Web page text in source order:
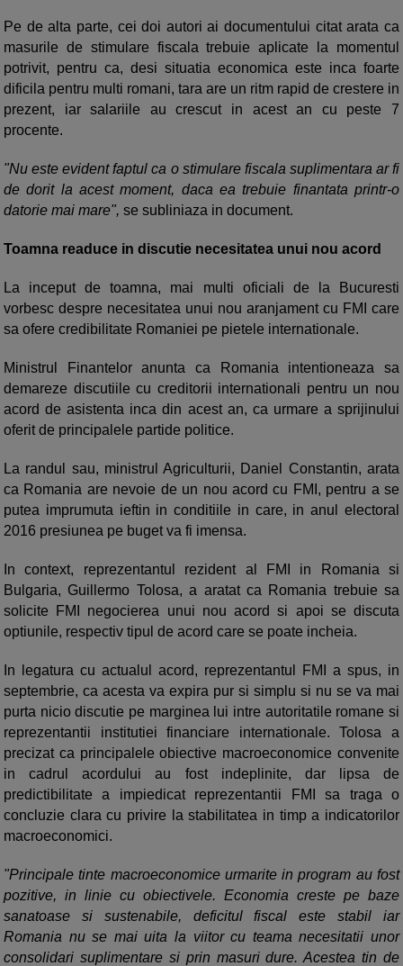
Pe de alta parte, cei doi autori ai documentului citat arata ca
masurile de stimulare fiscala trebuie aplicate la momentul
potrivit, pentru ca, desi situatia economica este inca foarte
dificila pentru multi romani, tara are un ritm rapid de crestere in
prezent, iar salariile au crescut in acest an cu peste 7
procente.
"Nu este evident faptul ca o stimulare fiscala suplimentara ar fi
de dorit la acest moment, daca ea trebuie finantata printr-o
datorie mai mare", se subliniaza in document.
Toamna readuce in discutie necesitatea unui nou acord
La inceput de toamna, mai multi oficiali de la Bucuresti
vorbesc despre necesitatea unui nou aranjament cu FMI care
sa ofere credibilitate Romaniei pe pietele internationale.
Ministrul Finantelor anunta ca Romania intentioneaza sa
demareze discutiile cu creditorii internationali pentru un nou
acord de asistenta inca din acest an, ca urmare a sprijinului
oferit de principalele partide politice.
La randul sau, ministrul Agriculturii, Daniel Constantin, arata
ca Romania are nevoie de un nou acord cu FMI, pentru a se
putea imprumuta ieftin in conditiile in care, in anul electoral
2016 presiunea pe buget va fi imensa.
In context, reprezentantul rezident al FMI in Romania si
Bulgaria, Guillermo Tolosa, a aratat ca Romania trebuie sa
solicite FMI negocierea unui nou acord si apoi se discuta
optiunile, respectiv tipul de acord care se poate incheia.
In legatura cu actualul acord, reprezentantul FMI a spus, in
septembrie, ca acesta va expira pur si simplu si nu se va mai
purta nicio discutie pe marginea lui intre autoritatile romane si
reprezentantii institutiei financiare internationale. Tolosa a
precizat ca principalele obiective macroeconomice convenite
in cadrul acordului au fost indeplinite, dar lipsa de
predictibilitate a impiedicat reprezentantii FMI sa traga o
concluzie clara cu privire la stabilitatea in timp a indicatorilor
macroeconomici.
"Principale tinte macroeconomice urmarite in program au fost
pozitive, in linie cu obiectivele. Economia creste pe baze
sanatoase si sustenabile, deficitul fiscal este stabil iar
Romania nu se mai uita la viitor cu teama necesitatii unor
consolidari suplimentare si prin masuri dure. Acestea tin de